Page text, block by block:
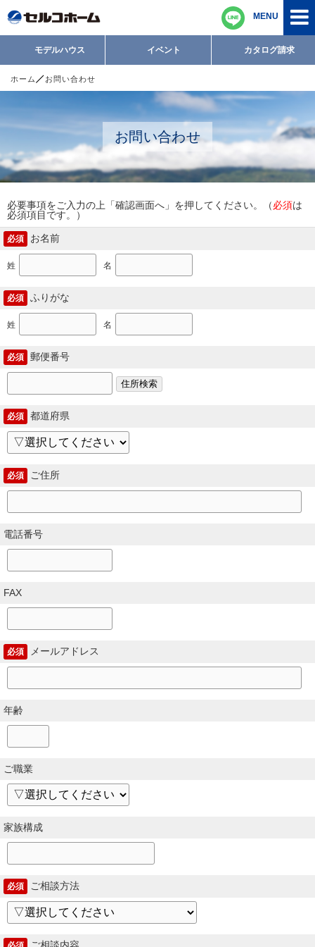
MENU
モデルハウス イベント カタログ請求
ホーム お問い合わせ
お問い合わせ
必要事項をご入力の上「確認画面へ」を押してください。（必須は
必須項目です。）
必須 お名前
姓 名
必須 ふりがな
姓 名
必須 郵便番号
住所検索
必須 都道府県
必須 ご住所
電話番号
FAX
必須 メールアドレス
年齢
ご職業
家族構成
必須 ご相談方法